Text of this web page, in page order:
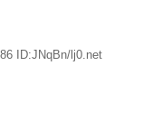
ID:JNqBn/lj0.net